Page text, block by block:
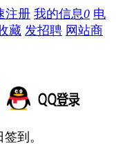
注册 我的信息0 电
藏 发招聘 网站商
到。